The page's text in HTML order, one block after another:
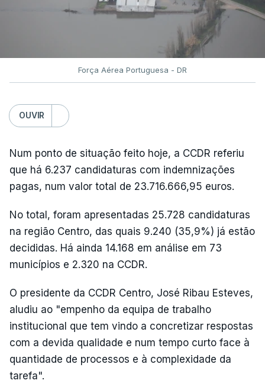
Força Aérea Portuguesa - DR
OUVIR
Num ponto de situação feito hoje, a CCDR referiu
que há 6.237 candidaturas com indemnizações
pagas, num valor total de 23.716.666,95 euros.
No total, foram apresentadas 25.728 candidaturas
na região Centro, das quais 9.240 (35,9%) já estão
decididas. Há ainda 14.168 em análise em 73
municípios e 2.320 na CCDR.
O presidente da CCDR Centro, José Ribau Esteves,
aludiu ao "empenho da equipa de trabalho
institucional que tem vindo a concretizar respostas
com a devida qualidade e num tempo curto face à
quantidade de processos e à complexidade da
tarefa".